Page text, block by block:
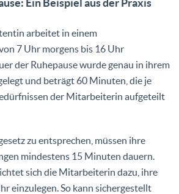
arbeitet in einem
7 Uhr morgens bis 16 Uhr
der Ruhepause wurde genau in ihrem
und beträgt 60 Minuten, die je
der Mitarbeiterin aufgeteilt
zu entsprechen, müssen ihre
mindestens 15 Minuten dauern.
sich die Mitarbeiterin dazu, ihre
einzulegen. So kann sichergestellt